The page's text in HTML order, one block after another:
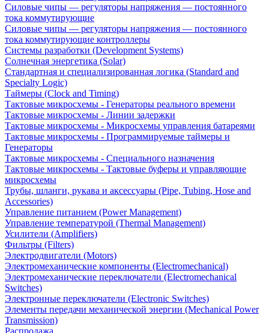
Силовые чипы — регуляторы напряжения — постоянного
тока коммутирующие
Силовые чипы — регуляторы напряжения — постоянного
тока коммутирующие контроллеры
Системы разработки (Development Systems)
Солнечная энергетика (Solar)
Стандартная и специализированная логика (Standard and
Specialty Logic)
Таймеры (Clock and Timing)
Тактовые микросхемы - Генераторы реального времени
Тактовые микросхемы - Линии задержки
Тактовые микросхемы - Микросхемы управления батареями
Тактовые микросхемы - Программируемые таймеры и
Генераторы
Тактовые микросхемы - Специального назначения
Тактовые микросхемы - Тактовые буферы и управляющие
микросхемы
Трубы, шланги, рукава и аксессуары (Pipe, Tubing, Hose and
Accessories)
Управление питанием (Power Management)
Управление температурой (Thermal Management)
Усилители (Amplifiers)
Фильтры (Filters)
Электродвигатели (Motors)
Электромеханические компоненты (Electromechanical)
Электромеханические переключатели (Electromechanical
Switches)
Электронные переключатели (Electronic Switches)
Элементы передачи механической энергии (Mechanical Power
Transmission)
Распродажа